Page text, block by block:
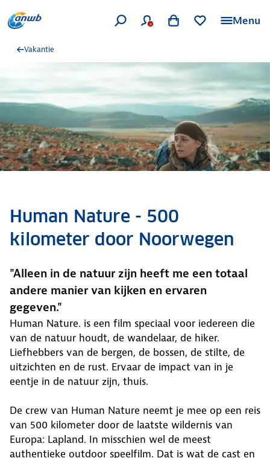
Menu
Vakantie
Human Nature - 500
kilometer door Noorwegen
"Alleen in de natuur zijn heeft me een totaal
andere manier van kijken en ervaren
gegeven."
Human Nature. is een film speciaal voor iedereen die
van de natuur houdt, de wandelaar, de hiker.
Liefhebbers van de bergen, de bossen, de stilte, de
uitzichten en de rust. Ervaar de impact van in je
eentje in de natuur zijn, thuis.
De crew van Human Nature neemt je mee op een reis
van 500 kilometer door de laatste wildernis van
Europa: Lapland. In misschien wel de meest
authentieke outdoor speelfilm. Dat is wat de cast en